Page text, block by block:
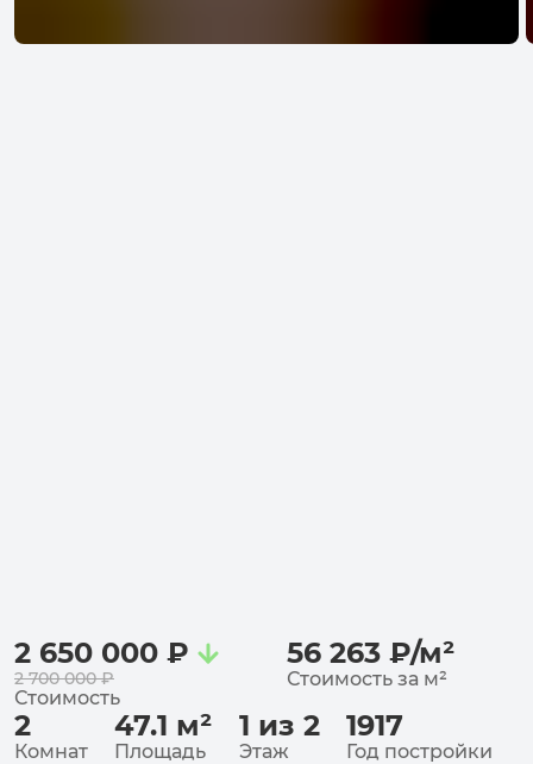
2 650 000 ₽
2 700 000 ₽
Стоимость
56 263 ₽/м²
Стоимость за м²
2
Комнат
47.1 м²
Площадь
1 из 2
Этаж
1917
Год постройки